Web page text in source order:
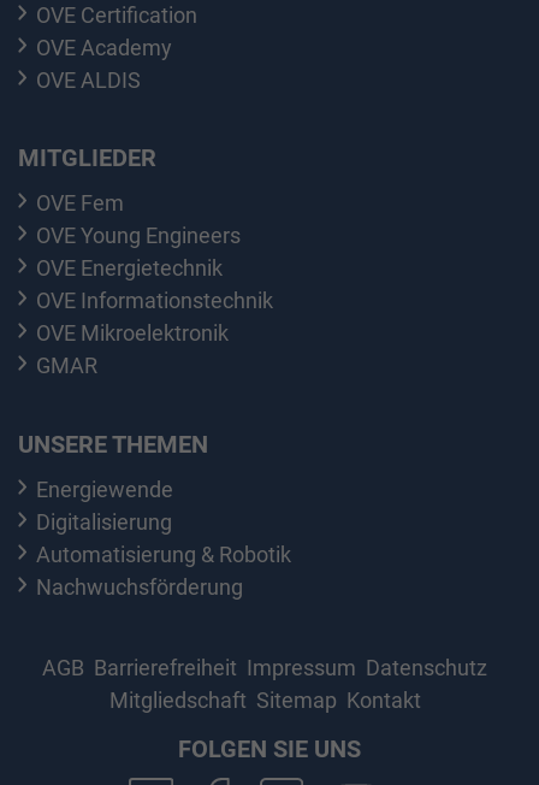
OVE Certification
OVE Academy
OVE ALDIS
MITGLIEDER
OVE Fem
OVE Young Engineers
OVE Energietechnik
OVE Informationstechnik
OVE Mikroelektronik
GMAR
UNSERE THEMEN
Energiewende
Digitalisierung
Automatisierung & Robotik
Nachwuchsförderung
AGB Barrierefreiheit Impressum Datenschutz
Mitgliedschaft Sitemap Kontakt
FOLGEN SIE UNS